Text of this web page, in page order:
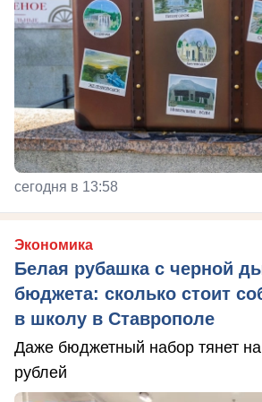
сегодня в 13:58
Экономика
Белая рубашка с черной
бюджета: сколько стоит
в школу в Ставрополе
Даже бюджетный набор тянет
рублей